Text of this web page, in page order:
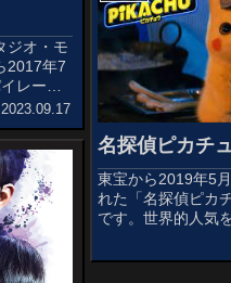
ジオ・モ
2017年7
レー
の海賊」
ツ・オ
第5作目
らす...
2023.09.17
名探偵ピカチ
東宝から2019年5
れた「名探偵ピカ
です。世界的人気
ム「ポケットモン
「名探偵ピカチュ